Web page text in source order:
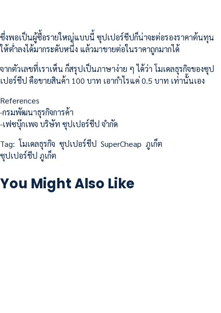
ซึ่งพอเป็นผู้ซื้อรายใหญ่แบบนี้ ซุปเปอร์ชีปก็น่าจะต่อรองราคาต้นทุน
ให้ต่ำลงได้มากระดับหนึ่ง แล้วมาขายต่อในราคาถูกมากได้
จากตัวเลขที่เราเห็น ก็สรุปเป็นภาษาง่าย ๆ ได้ว่า โมเดลธุรกิจของซุป
เปอร์ชีป คือขายสินค้า 100 บาท เอากำไรแค่ 0.5 บาท เท่านั้นเอง
References
-กรมพัฒนาธุรกิจการค้า
-เฟซบุ๊กเพจ บริษัท ซุปเปอร์ชีป จำกัด
Tag: โมเดลธุรกิจ ซุปเปอร์ชีป SuperCheap ภูเก็ต
ซุปเปอร์ชีป ภูเก็ต
You Might Also Like